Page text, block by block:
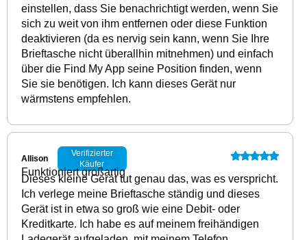
einstellen, dass Sie benachrichtigt werden, wenn Sie
sich zu weit von ihm entfernen oder diese Funktion
deaktivieren (da es nervig sein kann, wenn Sie Ihre
Brieftasche nicht überallhin mitnehmen) und einfach
über die Find My App seine Position finden, wenn
Sie sie benötigen. Ich kann dieses Gerät nur
wärmstens empfehlen.
Allison
Verifizierter
Käufer
Funktioniert großartig
Dieses kleine Gerät tut genau das, was es verspricht.
Ich verlege meine Brieftasche ständig und dieses
Gerät ist in etwa so groß wie eine Debit- oder
Kreditkarte. Ich habe es auf meinem freihändigen